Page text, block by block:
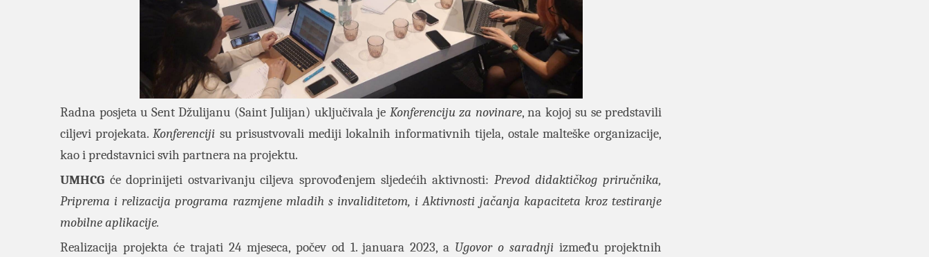
Radna posjeta u Sent Džulijanu (Saint Julijan) uključivala je Konferenciju za novinare, na kojoj su se predstavili
ciljevi projekata.Konferenciji su prisustvovali mediji lokalnih informativnih tijela, ostale malteške organizacije,
kao i predstavnici svih partnera na projektu.
UMHCG će doprinijeti ostvarivanju ciljeva sprovođenjem sljedećih aktivnosti: Prevod didaktičkog priručnika,
Priprema i relizacija programa razmjene mladih s invaliditetom, i Aktivnosti jačanja kapaciteta kroz testiranje
mobilne aplikacije.
Realizacija projekta će trajati 24 mjeseca, počev od 1. januara 2023, a Ugovor o saradnji između projektnih